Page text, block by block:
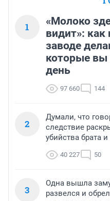
1
«Молоко
видит»:
заводе
которые вы
день
97 660 144
2
Думали, что
следствие
убийства брата
40 227 50
3
Одна вышла
развелся и